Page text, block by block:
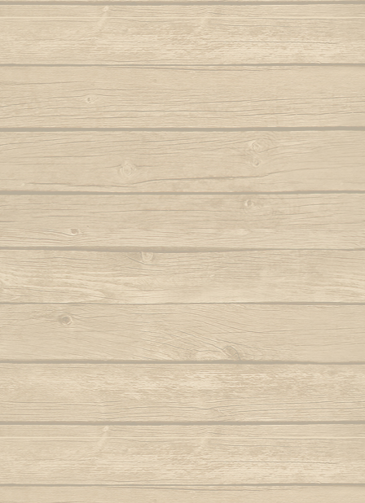
Autor : Mestre Esquilo
E marinheiro
Autor : Fala Mansa (Capoeira Abada)
Eh Bahia
Autor : Mestre Boneco Canta
Ela e linda a Capoeira
Autor : Mestre Capu
Ela te chama (Capoeira vem)
Autor : Contra-Mestre Chicão
Eu acabei de chegar trazendo dendê
Eu quero voltar
Autor : Faisca (Grupo Candeias)
Eu vou tambem, eu vou pro mar
Autor : Lagarto (Grupo Camangula)
Familia de ouro
Autor : Mestre Chicote (Cordão de Ouro
Paris)
Folha seca
Hoje eu tava pensando em casa
Autor : Professor Pretinho
Autor :
Autor :
Sou
Sou
Autor : Mestre
Tin tin
Autor : Mestre